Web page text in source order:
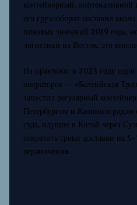
контейнерный,
его грузооборот составил
пиковых значений 2019 года,
логистики на Восток, это
Из практики: в 2023 году
операторов — «Балтийская
запустил регулярный
Петербургом и Калининградом
суда, идущие в Китай через
сократить сроки доставки на
ограничения.